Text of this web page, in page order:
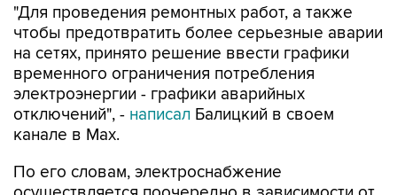
"Для проведения ремонтных работ, а также
чтобы предотвратить более серьезные аварии
на сетях, принято решение ввести графики
временного ограничения потребления
электроэнергии - графики аварийных
отключений", - написал Балицкий в своем
канале в Max.
По его словам, электроснабжение